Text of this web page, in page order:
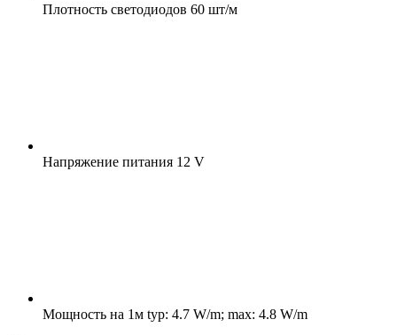
Плотность светодиодов 60 шт/м
Напряжение питания 12 V
Мощность на 1м typ: 4.7 W/m; max: 4.8 W/m